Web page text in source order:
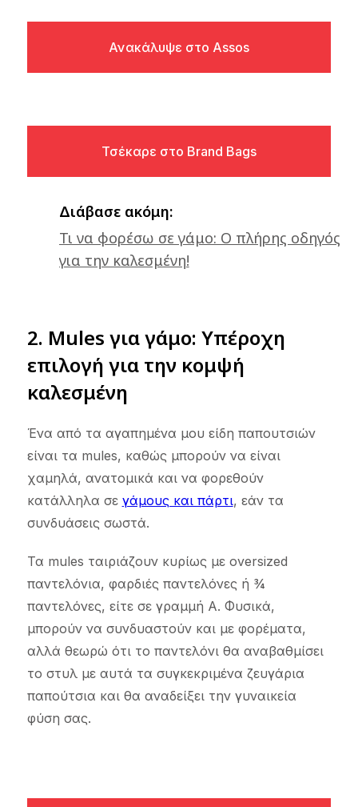
Ανακάλυψε στο Assos
Τσέκαρε στο Brand Bags
Διάβασε ακόμη:
Τι να φορέσω σε γάμο: Ο πλήρης οδηγός
για την καλεσμένη!
2. Mules για γάμο: Υπέροχη
επιλογή για την κομψή
καλεσμένη
Ένα από τα αγαπημένα μου είδη παπουτσιών
είναι τα mules, καθώς μπορούν να είναι
χαμηλά, ανατομικά και να φορεθούν
κατάλληλα σε γάμους και πάρτι, εάν τα
συνδυάσεις σωστά.
Τα mules ταιριάζουν κυρίως με oversized
παντελόνια, φαρδιές παντελόνες ή ¾
παντελόνες, είτε σε γραμμή Α. Φυσικά,
μπορούν να συνδυαστούν και με φορέματα,
αλλά θεωρώ ότι το παντελόνι θα αναβαθμίσει
το στυλ με αυτά τα συγκεκριμένα ζευγάρια
παπούτσια και θα αναδείξει την γυναικεία
φύση σας.